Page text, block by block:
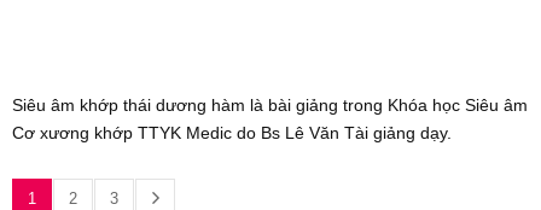
Siêu âm khớp thái dương hàm là bài giảng trong Khóa học Siêu âm
Cơ xương khớp TTYK Medic do Bs Lê Văn Tài giảng dạy.
1 2 3